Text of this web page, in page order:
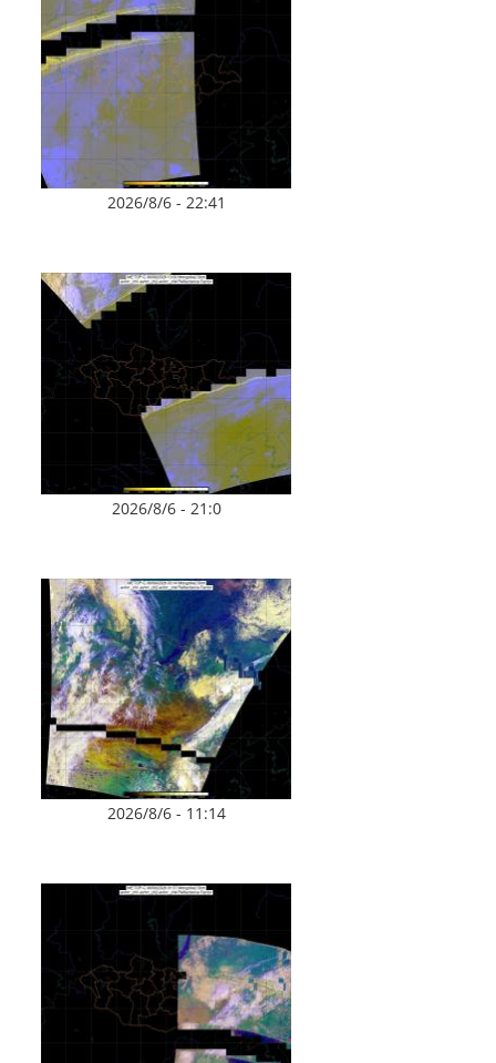
2026/8/6 - 22:41
2026/8/6 - 21:0
2026/8/6 - 11:14